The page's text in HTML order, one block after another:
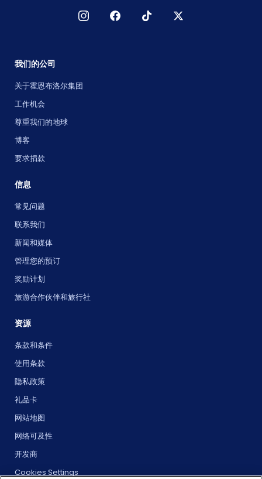
我们的公司
关于霍恩布洛尔集团
工作机会
尊重我们的地球
博客
要求捐款
信息
常见问题
联系我们
新闻和媒体
管理您的预订
奖励计划
旅游合作伙伴和旅行社
资源
条款和条件
使用条款
隐私政策
礼品卡
网站地图
网络可及性
开发商
Cookies Settings